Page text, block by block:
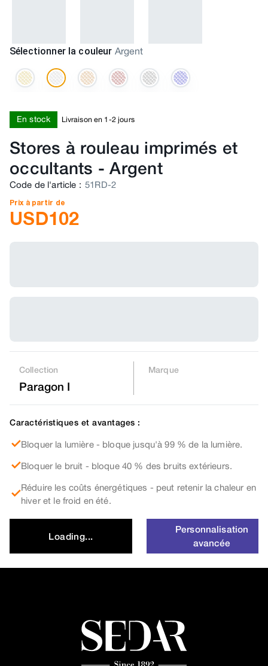
Sélectionner la couleur Argent
En stock Livraison en 1-2 jours
Stores à rouleau imprimés et
occultants -Argent
Code de l'article : 51RD-2
Prix à partir de
USD102
Collection
Paragon I
Marque
Caractéristiques et avantages :
Bloquer la lumière - bloque jusqu'à 99 % de la lumière.
Bloquer le bruit - bloque 40 % des bruits extérieurs.
Réduire les coûts énergétiques - peut retenir la chaleur en
hiver et le froid en été.
Loading...
Personnalisation
avancée